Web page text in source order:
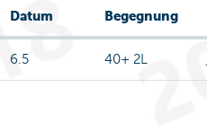
Datum Begegnung
6.5 40+ 2L